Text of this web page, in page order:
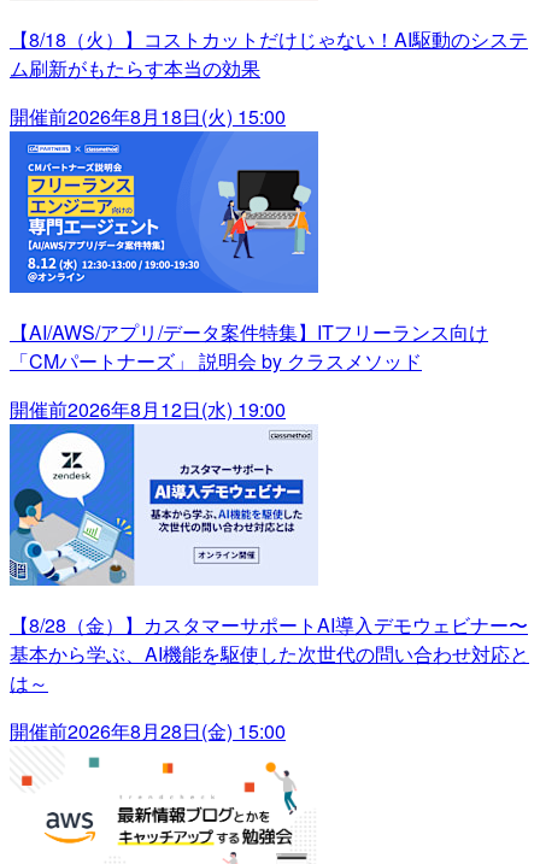
【8/18（火）】コストカットだけじゃない！AI駆動のシステ
ム刷新がもたらす本当の効果
開催前2026年8月18日(火) 15:00
【AI/AWS/アプリ/データ案件特集】ITフリーランス向け
「CMパートナーズ」 説明会 by クラスメソッド
開催前2026年8月12日(水) 19:00
【8/28（金）】カスタマーサポートAI導入デモウェビナー〜
基本から学ぶ、AI機能を駆使した次世代の問い合わせ対応と
は～
開催前2026年8月28日(金) 15:00